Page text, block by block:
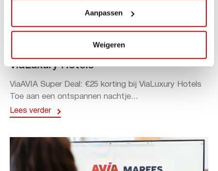
Aanpassen
Weigeren
ACTIE
ViaLuxury Hotels
ViaAVIA Super Deal: €25 korting bij ViaLuxury Hotels
Toe aan een ontspannen nachtje...
Lees verder